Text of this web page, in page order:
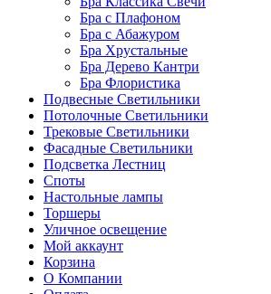
Бра с Плафоном
Бра с Абажуром
Бра Хрустальные
Бра Дерево Кантри
Бра Флористика
Подвесные Светильники
Потолочные Светильники
Трековые Светильники
Фасадные Светильники
Подсветка Лестниц
Споты
Настольные лампы
Торшеры
Уличное освещение
Мой аккаунт
Корзина
О Компании